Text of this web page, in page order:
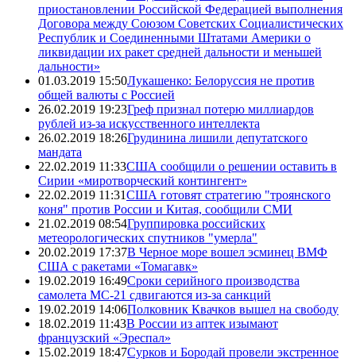
приостановлении Российской Федерацией выполнения
Договора между Союзом Советских Социалистических
Республик и Соединенными Штатами Америки о
ликвидации их ракет средней дальности и меньшей
дальности»
01.03.2019 15:50Лукашенко: Белоруссия не против
общей валюты с Россией
26.02.2019 19:23Греф признал потерю миллиардов
рублей из-за искусственного интеллекта
26.02.2019 18:26Грудинина лишили депутатского
мандата
22.02.2019 11:33США сообщили о решении оставить в
Сирии «миротворческий контингент»
22.02.2019 11:31США готовят стратегию "троянского
коня" против России и Китая, сообщили СМИ
21.02.2019 08:54Группировка российских
метеорологических спутников "умерла"
20.02.2019 17:37В Черное море вошел эсминец ВМФ
США с ракетами «Томагавк»
19.02.2019 16:49Сроки серийного производства
самолета МС-21 сдвигаются из-за санкций
19.02.2019 14:06Полковник Квачков вышел на свободу
18.02.2019 11:43В России из аптек изымают
французский «Эреспал»
15.02.2019 18:47Сурков и Бородай провели экстренное